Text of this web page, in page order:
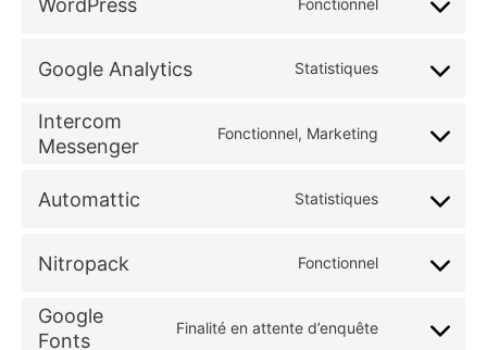
Fonctionnel
Google Analytics
Statistiques
Intercom
Messenger
Fonctionnel, Marketing
Automattic
Statistiques
Nitropack
Fonctionnel
Google
Fonts
Finalité en attente d’enquête